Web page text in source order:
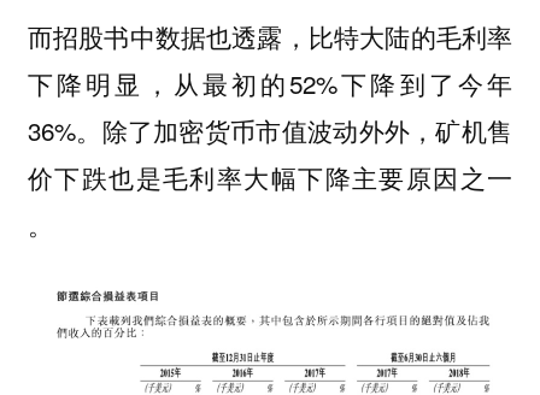
而招股书中数据也透露，比特大陆的毛利率
下降明显，从最初的52%下降到了今年
36%。除了加密货币市值波动外外，矿机售
价下跌也是毛利率大幅下降主要原因之一
。